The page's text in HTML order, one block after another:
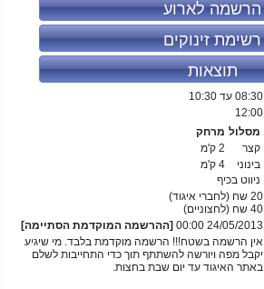
הרשמה לארוע
רשימת זינוקים
תוצאות
08:30 עד 10:30
12:00
מסלול מרחק
קצר
2 ק'מ
בינוני
4 ק'מ
ניווט בכיף
20 שח (לחברי איגוד)
40 שח (לחצוניים)
24/05/2013 00:00
[ההרשמה המוקדמת הסתיימה]
אין הרשמה בשטח!!! הרשמה מוקדמת בלבד. מי שיגיע
יקבל מפה ויורשה להשתתף תוך כדי התחייבות לשלם
באתר האיגוד עד יום שבת בחצות.